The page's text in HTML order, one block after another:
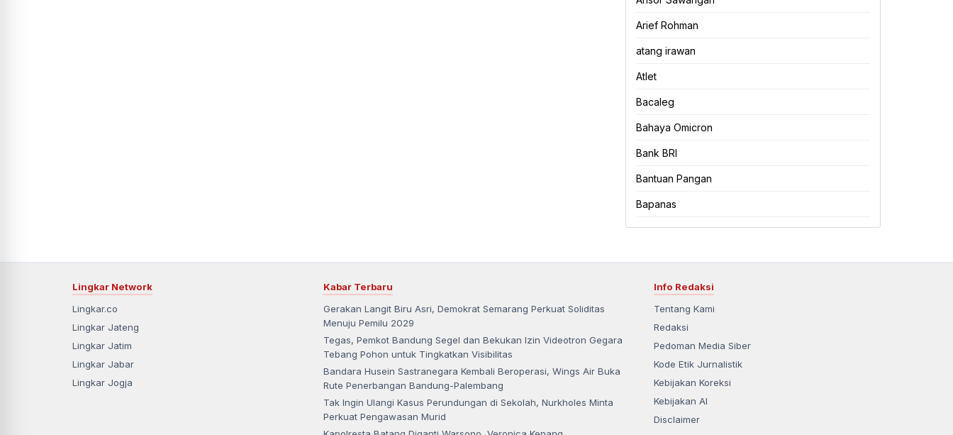
Arief Rohman
atang irawan
Atlet
Bacaleg
Bahaya Omicron
Bank BRI
Bantuan Pangan
Bapanas
Lingkar Network
Lingkar.co
Lingkar Jateng
Lingkar Jatim
Lingkar Jabar
Lingkar Jogja
Kabar Terbaru
Gerakan Langit Biru Asri, Demokrat Semarang Perkuat Soliditas
Menuju Pemilu 2029
Tegas, Pemkot Bandung Segel dan Bekukan Izin Videotron Gegara
Tebang Pohon untuk Tingkatkan Visibilitas
Bandara Husein Sastranegara Kembali Beroperasi, Wings Air Buka
Rute Penerbangan Bandung-Palembang
Tak Ingin Ulangi Kasus Perundungan di Sekolah, Nurkholes Minta
Perkuat Pengawasan Murid
Info Redaksi
Tentang Kami
Redaksi
Pedoman Media Siber
Kode Etik Jurnalistik
Kebijakan Koreksi
Kebijakan AI
Disclaimer